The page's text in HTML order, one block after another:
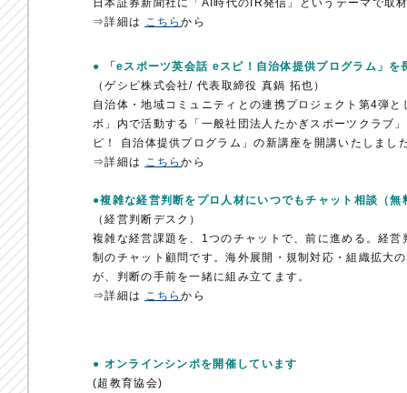
⇒詳細は
こちらから
● 「eスポーツ英会話 eスピ！自治体提供プログラム」
（ゲシピ株式会社/ 代表取締役 真鍋 拓也）
自治体・地域コミュニティとの連携プロジェクト第4弾
ボ」内で活動する「一般社団法人たかぎスポーツクラ
ピ！ 自治体提供プログラム」の新講座を開講いたしまし
⇒詳細は
こちらから
●複雑な経営判断をプロ人材にいつでもチャット相談（無
（経営判断デスク）
複雑な経営課題を、1つのチャットで、前に進める。経
制のチャット顧問です。海外展開・規制対応・組織拡大
が、判断の手前を一緒に組み立てます。
⇒詳細は
こちらから
● オンラインシンポを開催しています
(超教育協会)